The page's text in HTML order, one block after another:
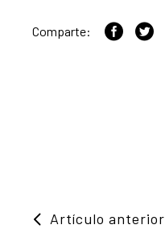
Comparte:
Artículo anterior